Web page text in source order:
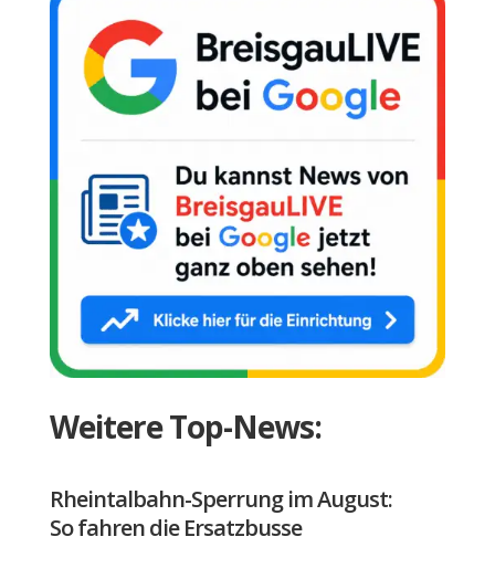
Weitere Top-News:
Rheintalbahn-Sperrung im August:
So fahren die Ersatzbusse